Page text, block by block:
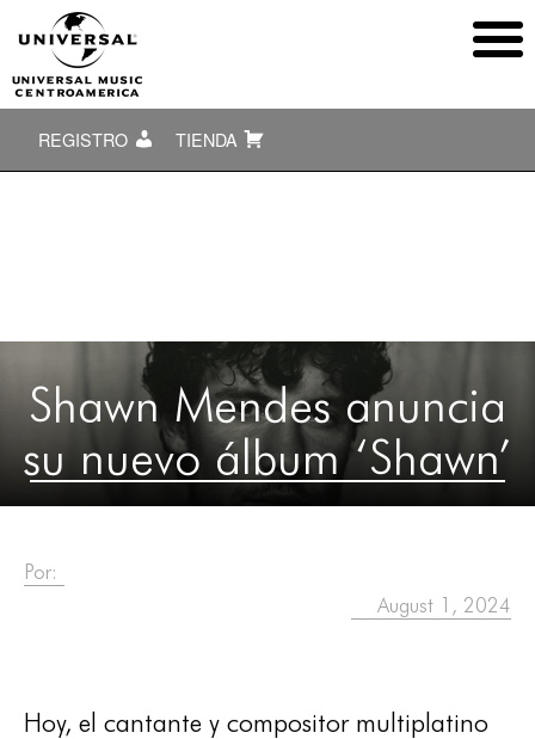
REGISTRO TIENDA
Shawn Mendes anuncia
su nuevo álbum ‘Shawn’
Por:
August 1, 2024
Hoy, el cantante y compositor multiplatino